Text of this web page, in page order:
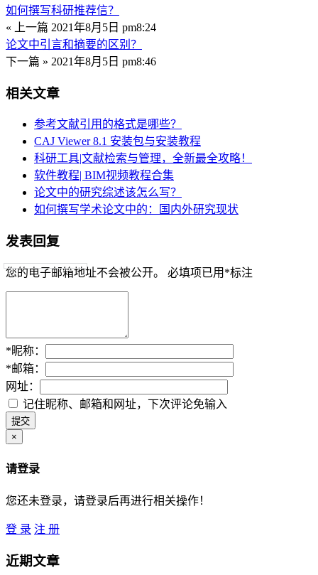
如何撰写科研推荐信？
« 上一篇 2021年8月5日 pm8:24
论文中引言和摘要的区别？
下一篇 » 2021年8月5日 pm8:46
相关文章
参考文献引用的格式是哪些？
CAJ Viewer 8.1 安装包与安装教程
科研工具|文献检索与管理，全新最全攻略！
软件教程| BIM视频教程合集
论文中的研究综述该怎么写？
如何撰写学术论文中的：国内外研究现状
发表回复
您的电子邮箱地址不会被公开。 必填项已用 *标注
*昵称：
*邮箱：
网址：
记住昵称、邮箱和网址，下次评论免输入
×
请登录
您还未登录，请登录后再进行相关操作！
登 录 注 册
近期文章